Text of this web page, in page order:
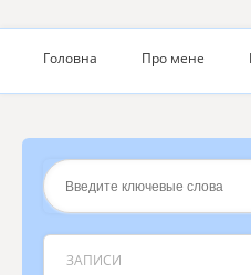
Головна Про мене
ЗАПИСИ